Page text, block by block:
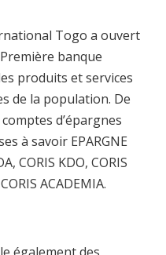
Togo a ouvert
banque
produits et services
de la population. De
d’épargnes
à savoir EPARGNE
CORIS KDO, CORIS
ACADEMIA.
également des